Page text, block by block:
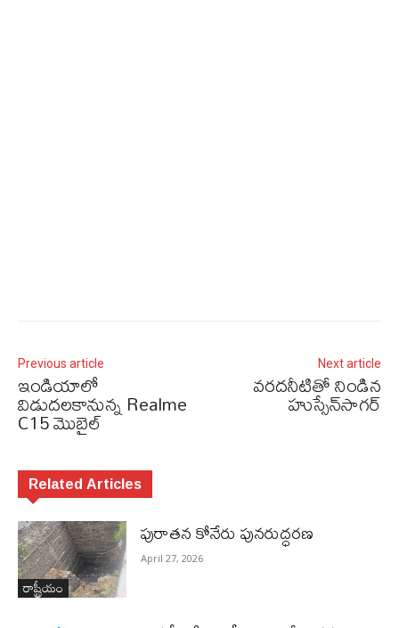
Previous article
ఇండియాలో
విడుదలకానున్న Realme
C15 మొబైల్‌
Next article
వరదనీటితో నిండిన
హుస్సేన్‌సాగర్‌
Related Articles
రాష్ట్రీయం
పురాత‌న కోనేరు పున‌రుద్ధ‌ర‌ణ
April 27, 2026